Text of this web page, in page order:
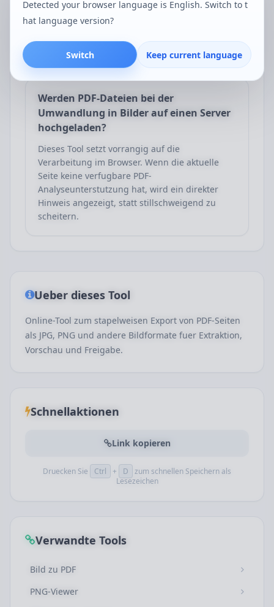
besser geeignet ist, wenn die Dateigroesse
kontrolliert werden soll. Sie konnen das Format
Werden PDF-Dateien bei der
Umwandlung in Bilder auf einen Server
hochgeladen?
Dieses Tool setzt vorrangig auf die
Verarbeitung im Browser. Wenn die aktuelle
Seite keine verfugbare PDF-
Analyseunterstutzung hat, wird ein direkter
Hinweis angezeigt, statt stillschweigend zu
scheitern.
Ueber dieses Tool
Online-Tool zum stapelweisen Export von PDF-Seiten
als JPG, PNG und andere Bildformate fuer Extraktion,
Vorschau und Freigabe.
Schnellaktionen
Link kopieren
Druecken Sie Ctrl + D
zum schnellen Speichern als
Lesezeichen
Verwandte Tools
Bild zu PDF
PNG-Viewer
Detected your browser language is English. Switch to t
hat language version?
Switch Keep current language